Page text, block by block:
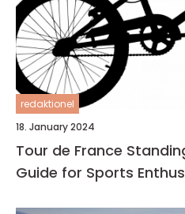
redaktionel
18. January 2024
Tour de France
Guide for Sports